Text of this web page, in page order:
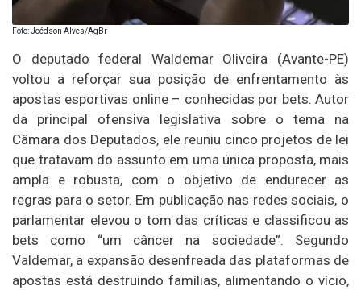
Foto: Joédson Alves/AgBr
O deputado federal Waldemar Oliveira (Avante-PE)
voltou a reforçar sua posição de enfrentamento às
apostas esportivas online – conhecidas por bets. Autor
da principal ofensiva legislativa sobre o tema na
Câmara dos Deputados, ele reuniu cinco projetos de lei
que tratavam do assunto em uma única proposta, mais
ampla e robusta, com o objetivo de endurecer as
regras para o setor. Em publicação nas redes sociais, o
parlamentar elevou o tom das críticas e classificou as
bets como “um câncer na sociedade”. Segundo
Valdemar, a expansão desenfreada das plataformas de
apostas está destruindo famílias, alimentando o vício,